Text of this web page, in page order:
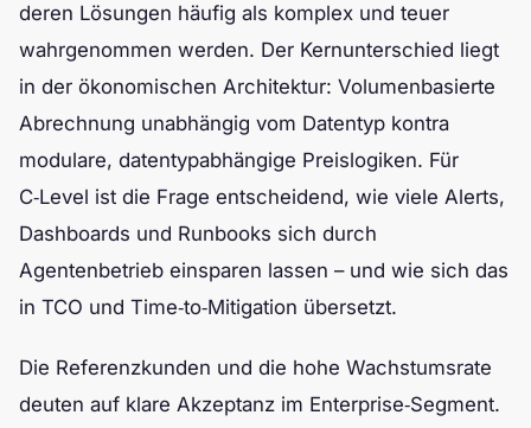
deren Lösungen häufig als komplex und teuer
wahrgenommen werden. Der Kernunterschied liegt
in der ökonomischen Architektur: Volumenbasierte
Abrechnung unabhängig vom Datentyp kontra
modulare, datentypabhängige Preislogiken. Für
C‑Level ist die Frage entscheidend, wie viele Alerts,
Dashboards und Runbooks sich durch
Agentenbetrieb einsparen lassen – und wie sich das
in TCO und Time‑to‑Mitigation übersetzt.
Die Referenzkunden und die hohe Wachstumsrate
deuten auf klare Akzeptanz im Enterprise‑Segment.